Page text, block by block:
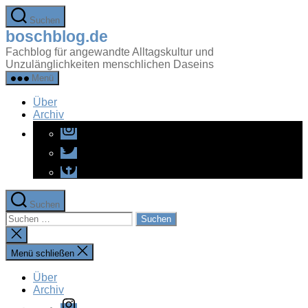
Zum
Inhalt
springen
Suchen
boschblog.de
Fachblog für angewandte Alltagskultur und
Unzulänglichkeiten menschlichen Daseins
Menü
Über
Archiv
Instagram
Twitter
Facebook
Suchen
Suchen
nach:
Suche
schließen
Menü schließen
Über
Archiv
Instagram